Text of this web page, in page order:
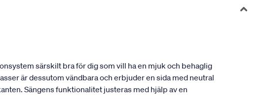
särskilt bra för dig som vill ha en mjuk och behaglig
är dessutom vändbara och erbjuder en sida med neutral
Sängens funktionalitet justeras med hjälp av en